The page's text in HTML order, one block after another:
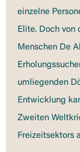
einzelne
Elite. Doch von
Menschen De
umliegenden
Entwicklung
Zweiten
Freizeitsektors